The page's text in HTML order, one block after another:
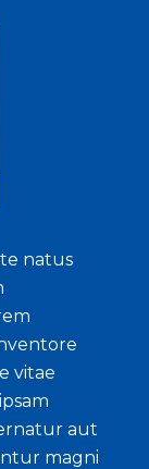
natus
vitae
aut
magni